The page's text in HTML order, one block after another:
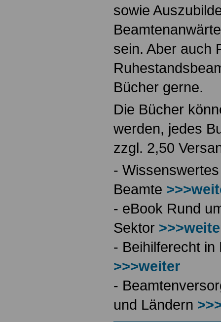
sowie
sein. Aber auch
Bücher gerne.
Die Bücher
werden, jedes
zzgl. 2,50
-
Beamte
- eBook Rund
Sektor
- Beihilferecht
>>>weiter
-
und Ländern